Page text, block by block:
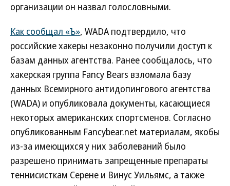
организации он назвал голословными.
Как сообщал «Ъ», WADA подтвердило, что
российские хакеры незаконно получили доступ к
базам данных агентства. Ранее сообщалось, что
хакерская группа Fancy Bears взломала базу
данных Всемирного антидопингового агентства
(WADA) и опубликовала документы, касающиеся
некоторых американских спортсменов. Согласно
опубликованным Fancybear.net материалам, якобы
из-за имеющихся у них заболеваний было
разрешено принимать запрещенные препараты
теннисисткам Серене и Винус Уильямс, а также